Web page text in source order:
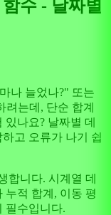
수 - 날짜별
나 늘었나?" 또는
는데, 단순 합계
나요? 날짜별 데
고 오류가 나기 쉽
합니다. 시계열 데
누적 합계, 이동 평
필수입니다.